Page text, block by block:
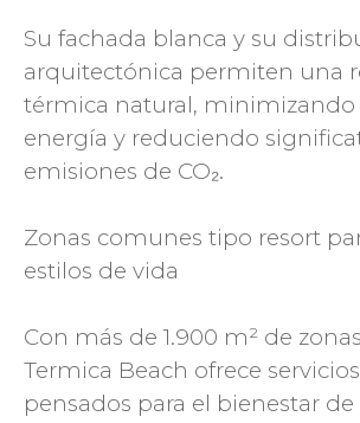
Su fachada blanca y su
arquitectónica permiten una
térmica natural, minimizando
energía y reduciendo
emisiones de CO₂.
Zonas comunes tipo resort
estilos de vida
Con más de 1.900 m² de
Termica Beach ofrece
pensados para el bienestar